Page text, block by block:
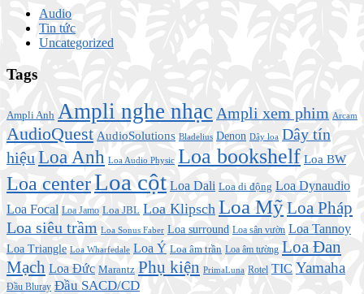
Audio
Tin tức
Uncategorized
Tags
Ampli Anh Ampli nghe nhạc Ampli xem phim Arcam
AudioQuest AudioSolutions Bladelius Denon Dây loa Dây tín
hiệu Loa Anh Loa Audio Physic Loa bookshelf Loa BW
Loa centerLoa cột Loa Dali Loa di động Loa Dynaudio
Loa Focal Loa Jamo Loa JBL Loa Klipsch Loa MỹLoa Pháp
Loa siêu trầm Loa Sonus Faber Loa surround Loa sân vườn Loa Tannoy
Loa Triangle Loa Wharfedale Loa Ý Loa âm trần Loa âm tường Loa Đan
Mạch Loa Đức Marantz Phụ kiện PrimaLuna Rotel TIC Yamaha
Đầu Bluray Đầu SACD/CD